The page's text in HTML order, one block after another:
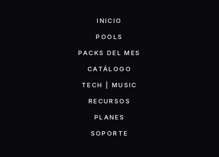
INICIO
POOLS
PACKS DEL MES
CATÁLOGO
TECH | MUSIC
RECURSOS
PLANES
SOPORTE